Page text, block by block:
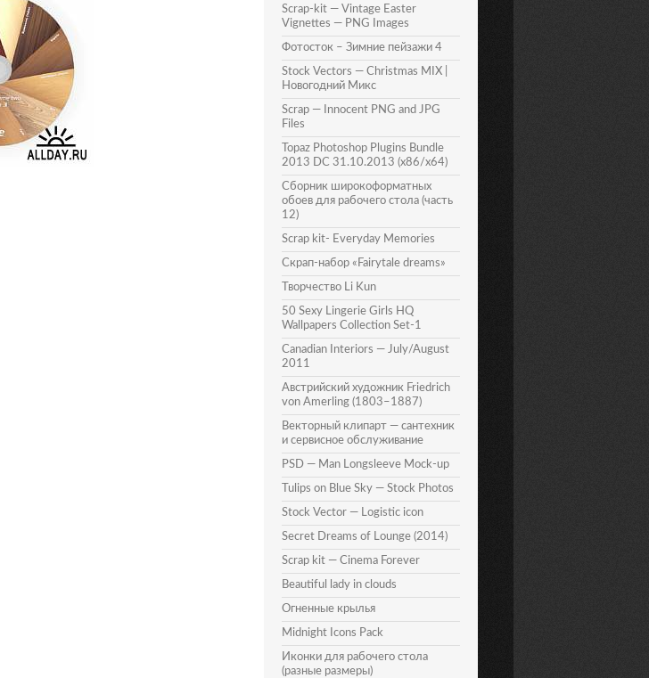
Scrap-kit — Vintage Easter
Vignettes — PNG Images
Фотосток – Зимние пейзажи 4
Stock Vectors — Christmas MIX |
Новогодний Микс
Scrap — Innocent PNG and JPG
Files
Topaz Photoshop Plugins Bundle
2013 DC 31.10.2013 (x86/x64)
Сборник широкоформатных
обоев для рабочего стола (часть
12)
Scrap kit- Everyday Memories
Скрап-набор «Fairytale dreams»
Творчество Li Kun
50 Sexy Lingerie Girls HQ
Wallpapers Collection Set-1
Canadian Interiors — July/August
2011
Австрийский художник Friedrich
von Amerling (1803–1887)
Векторный клипарт — сантехник
и сервисное обслуживание
PSD — Man Longsleeve Mock-up
Tulips on Blue Sky — Stock Photos
Stock Vector — Logistic icon
Secret Dreams of Lounge (2014)
Scrap kit — Cinema Forever
Beautiful lady in clouds
Огненные крылья
Midnight Icons Pack
Иконки для рабочего стола
(разные размеры)